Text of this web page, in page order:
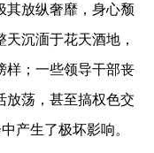
其放纵奢靡，身心颓
沉湎于花天酒地，
样；一些领导干部丧
放荡，甚至搞权色交
产生了极坏影响。